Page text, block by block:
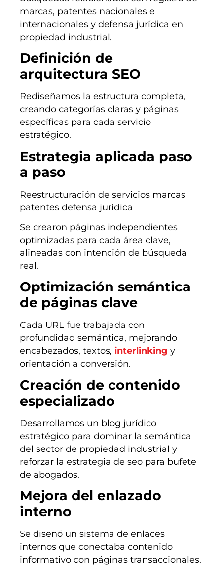
marcas, patentes nacionales e
internacionales y defensa jurídica en
propiedad industrial.
Definición de
arquitectura SEO
Rediseñamos la estructura completa,
creando categorías claras y páginas
específicas para cada servicio
estratégico.
Estrategia aplicada paso
a paso
Reestructuración de servicios marcas
patentes defensa jurídica
Se crearon páginas independientes
optimizadas para cada área clave,
alineadas con intención de búsqueda
real.
Optimización semántica
de páginas clave
Cada URL fue trabajada con
profundidad semántica, mejorando
encabezados, textos, interlinking y
orientación a conversión.
Creación de contenido
especializado
Desarrollamos un blog jurídico
estratégico para dominar la semántica
del sector de propiedad industrial y
reforzar la estrategia de seo para bufete
de abogados.
Mejora del enlazado
interno
Se diseñó un sistema de enlaces
internos que conectaba contenido
informativo con páginas transaccionales.